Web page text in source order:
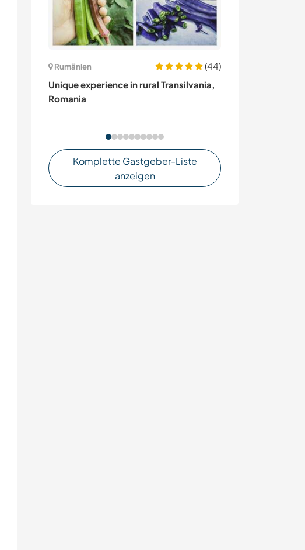
Rumänien
(44)
Unique experience in rural Transilvania,
Romania
Komplette Gastgeber-Liste
anzeigen